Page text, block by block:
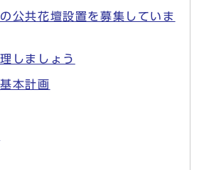
公共花壇設置を募集していま
しましょう
本計画